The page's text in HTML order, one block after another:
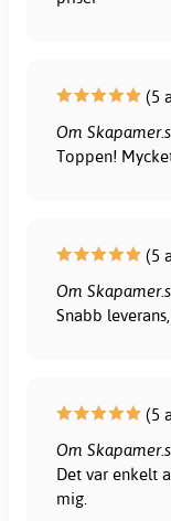
(5
Om
Toppen!
(5
Om
Snabb
(5
Om
Det var enkelt
mig.